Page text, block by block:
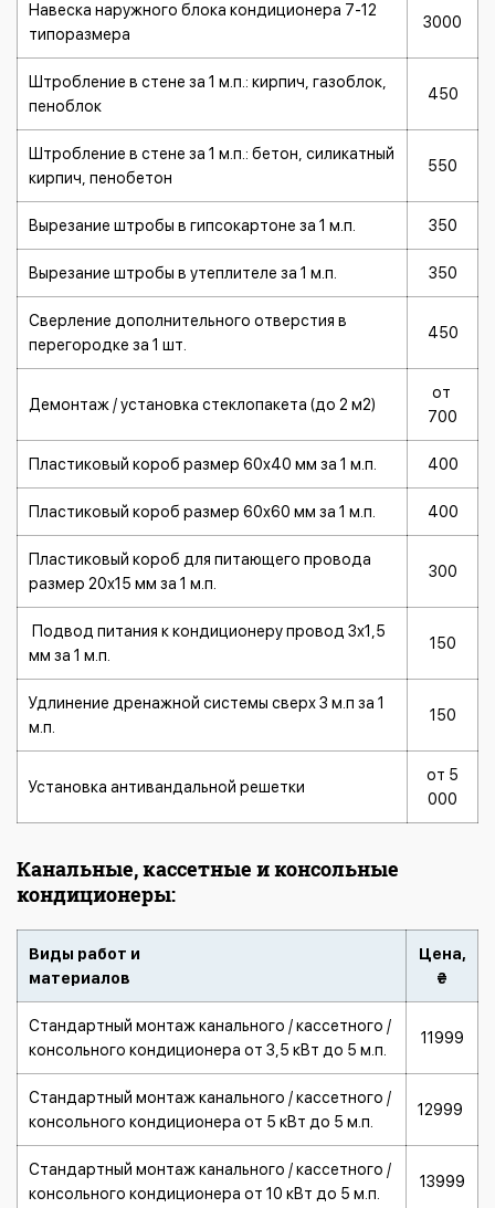
Навеска наружного блока кондиционера 7-12
типоразмера
3000
Штробление в стене за 1 м.п.: кирпич, газоблок,
пеноблок
450
Штробление в стене за 1 м.п.: бетон, силикатный
кирпич, пенобетон
550
Вырезание штробы в гипсокартоне за 1 м.п. 350
Вырезание штробы в утеплителе за 1 м.п. 350
Сверление дополнительного отверстия в
перегородке за 1 шт.
450
Демонтаж / установка стеклопакета (до 2 м2)
от
700
Пластиковый короб размер 60х40 мм за 1 м.п. 400
Пластиковый короб размер 60х60 мм за 1 м.п. 400
Пластиковый короб для питающего провода
размер 20х15 мм за 1 м.п.
300
Подвод питания к кондиционеру провод 3х1,5
мм за 1 м.п.
150
Удлинение дренажной системы сверх 3 м.п за 1
м.п.
150
Установка антивандальной решетки
от 5
000
Канальные, кассетные и консольные
кондиционеры:
Виды работ и
материалов
Цена,
₴
Стандартный монтаж канального / кассетного /
консольного кондиционера от 3,5 кВт до 5 м.п.
11999
Стандартный монтаж канального / кассетного /
консольного кондиционера от 5 кВт до 5 м.п.
12999
Стандартный монтаж канального / кассетного /
консольного кондиционера от 10 кВт до 5 м.п.
13999